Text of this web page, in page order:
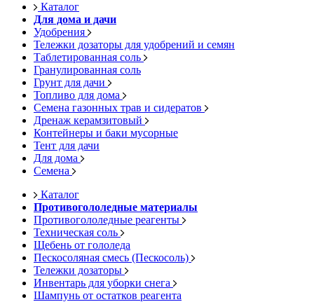
Каталог
Для дома и дачи
Удобрения
Тележки дозаторы для удобрений и семян
Таблетированная соль
Гранулированная соль
Грунт для дачи
Топливо для дома
Семена газонных трав и сидератов
Дренаж керамзитовый
Контейнеры и баки мусорные
Тент для дачи
Для дома
Семена
Каталог
Противогололедные материалы
Противогололедные реагенты
Техническая соль
Щебень от гололеда
Пескосоляная смесь (Пескосоль)
Тележки дозаторы
Инвентарь для уборки снега
Шампунь от остатков реагента